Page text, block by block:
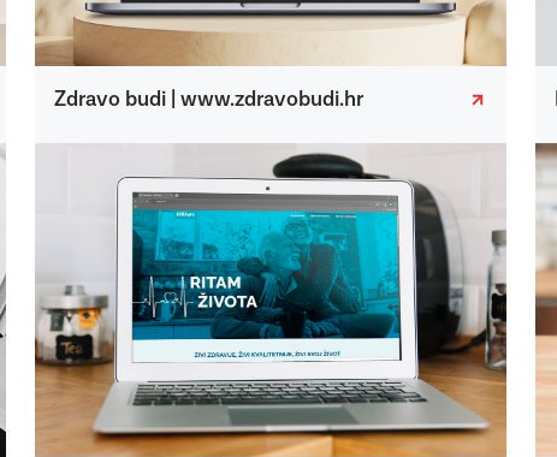
Zdravo budi | www.zdravobudi.hr